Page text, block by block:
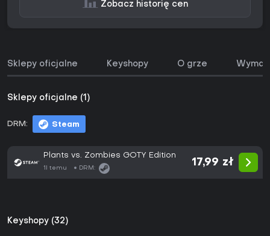
Zobacz historię cen
Sklepy oficjalne Keyshopy O grze
Sklepy oficjalne (1)
DRM: Steam
Plants vs. Zombies GOTY Edition
1l temu DRM:
17,99 zł
Keyshopy (32)